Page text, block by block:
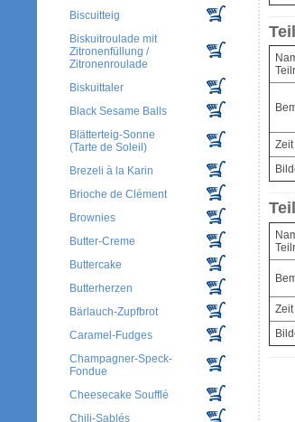
Biscuitteig
Biskuitroulade mit
Zitronenfüllung /
Zitronenroulade
Biskuittaler
Black Sesame Balls
Blätterteig-Sonne
(Tarte de Soleil)
Brezeli à la Karin
Brioche de Clément
Brownies
Butter-Creme
Buttercake
Butterherzen
Bärlauch-Zupfbrot
Caramel-Fudges
Champagner-Speck-
Fondue
Cheesecake Soufflé
Chili-Sablés
Zeit
Zeit